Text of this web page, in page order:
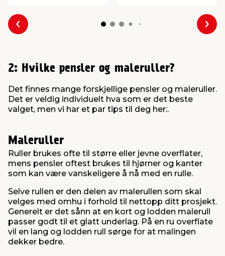
Forrige
2: Hvilke pensler og maleruller?
Det finnes mange forskjellige pensler og maleruller.
Det er veldig individuelt hva som er det beste
valget, men vi har et par tips til deg her:.
Maleruller
Ruller brukes ofte til større eller jevne overflater,
mens pensler oftest brukes til hjørner og kanter
som kan være vanskeligere å nå med en rulle.
Selve rullen er den delen av malerullen som skal
velges med omhu i forhold til nettopp ditt prosjekt.
Generelt er det sånn at en kort og lodden malerull
passer godt til et glatt underlag. På en ru overflate
vil en lang og lodden rull sørge for at malingen
dekker bedre.